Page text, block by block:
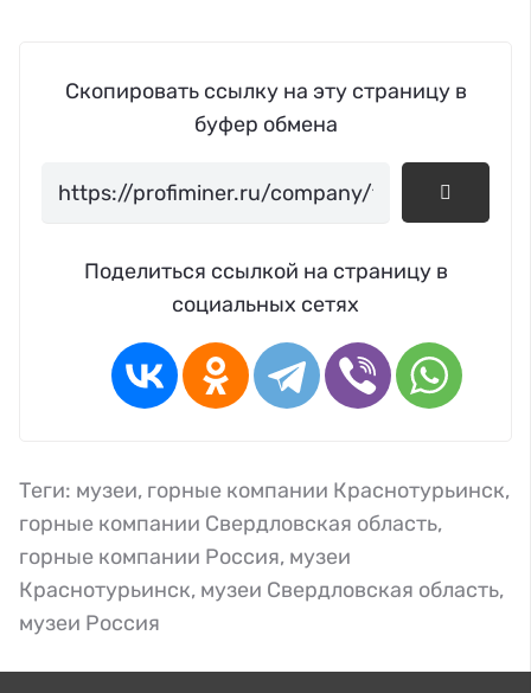
Скопировать ссылку на эту страницу в
буфер обмена
Поделиться ссылкой на страницу в
социальных сетях
Теги: музеи, горные компании Краснотурьинск,
горные компании Свердловская область,
горные компании Россия, музеи
Краснотурьинск, музеи Свердловская область,
музеи Россия